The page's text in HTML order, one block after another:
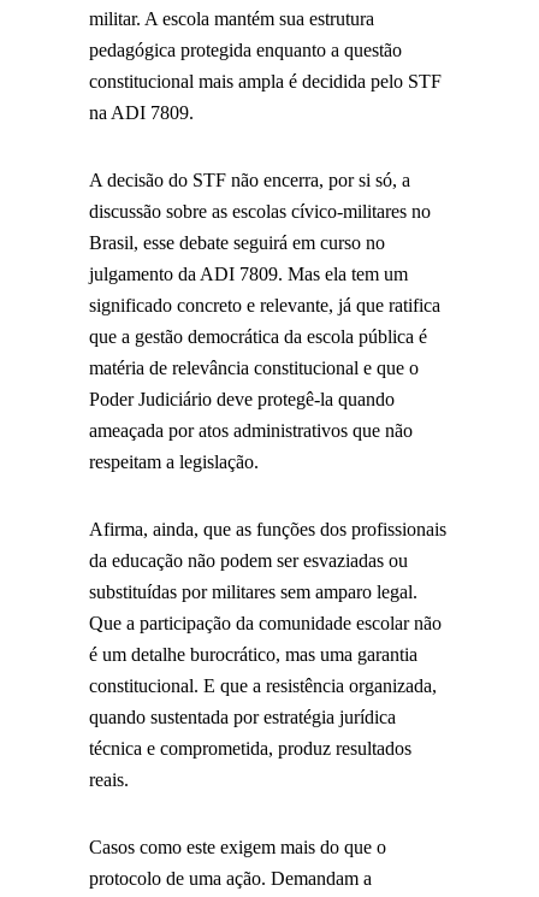
militar. A escola mantém sua estrutura
pedagógica protegida enquanto a questão
constitucional mais ampla é decidida pelo STF
na ADI 7809.
A decisão do STF não encerra, por si só, a
discussão sobre as escolas cívico-militares no
Brasil, esse debate seguirá em curso no
julgamento da ADI 7809. Mas ela tem um
significado concreto e relevante, já que ratifica
que a gestão democrática da escola pública é
matéria de relevância constitucional e que o
Poder Judiciário deve protegê-la quando
ameaçada por atos administrativos que não
respeitam a legislação.
Afirma, ainda, que as funções dos profissionais
da educação não podem ser esvaziadas ou
substituídas por militares sem amparo legal.
Que a participação da comunidade escolar não
é um detalhe burocrático, mas uma garantia
constitucional. E que a resistência organizada,
quando sustentada por estratégia jurídica
técnica e comprometida, produz resultados
reais.
Casos como este exigem mais do que o
protocolo de uma ação. Demandam a